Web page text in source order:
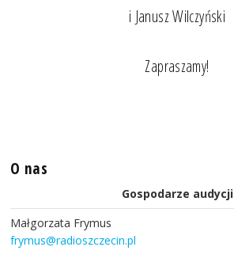
i Janusz Wilczyński
Zapraszamy!
O nas
Gospodarze audycji
Małgorzata Frymus
frymus@radioszczecin.pl